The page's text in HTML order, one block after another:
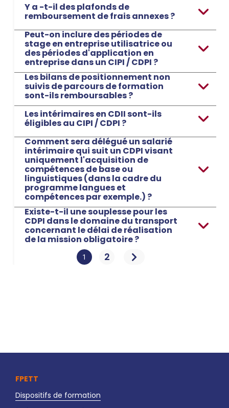
Y a -t-il des plafonds de
remboursement de frais annexes ?
Peut-on inclure des périodes de
stage en entreprise utilisatrice ou
des périodes d'application en
entreprise dans un CIPI / CDPI ?
Les bilans de positionnement non
suivis de parcours de formation
sont-ils remboursables ?
Les intérimaires en CDII sont-ils
éligibles au CIPI / CDPI ?
Comment sera délégué un salarié
intérimaire qui suit un CDPI visant
uniquement l'acquisition de
compétences de base ou
linguistiques (dans la cadre du
programme langues et
compétences par exemple.) ?
Existe-t-il une souplesse pour les
CDPI dans le domaine du transport
concernant le délai de réalisation
de la mission obligatoire ?
1 2
FPETT
Dispositifs de formation